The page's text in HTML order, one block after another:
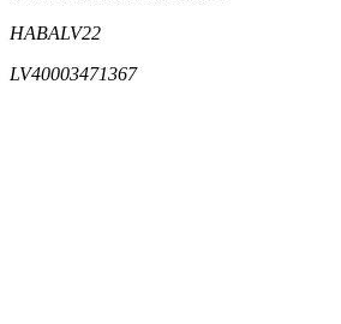
HABALV22
LV40003471367